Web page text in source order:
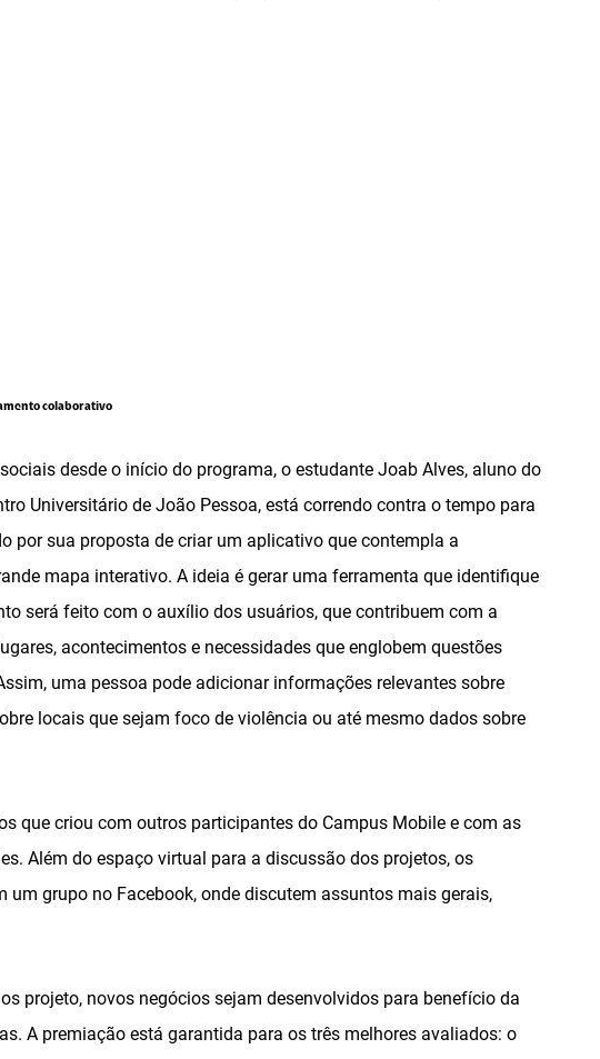
colaborativo
desde o início do programa, o estudante Joab Alves, aluno do
Universitário de João Pessoa, está correndo contra o tempo para
por sua proposta de criar um aplicativo que contempla a
mapa interativo. A ideia é gerar uma ferramenta que identifique
será feito com o auxílio dos usuários, que contribuem com a
acontecimentos e necessidades que englobem questões
uma pessoa pode adicionar informações relevantes sobre
locais que sejam foco de violência ou até mesmo dados sobre
que criou com outros participantes do Campus Mobile e com as
Além do espaço virtual para a discussão dos projetos, os
grupo no Facebook, onde discutem assuntos mais gerais,
projeto, novos negócios sejam desenvolvidos para benefício da
A premiação está garantida para os três melhores avaliados: o